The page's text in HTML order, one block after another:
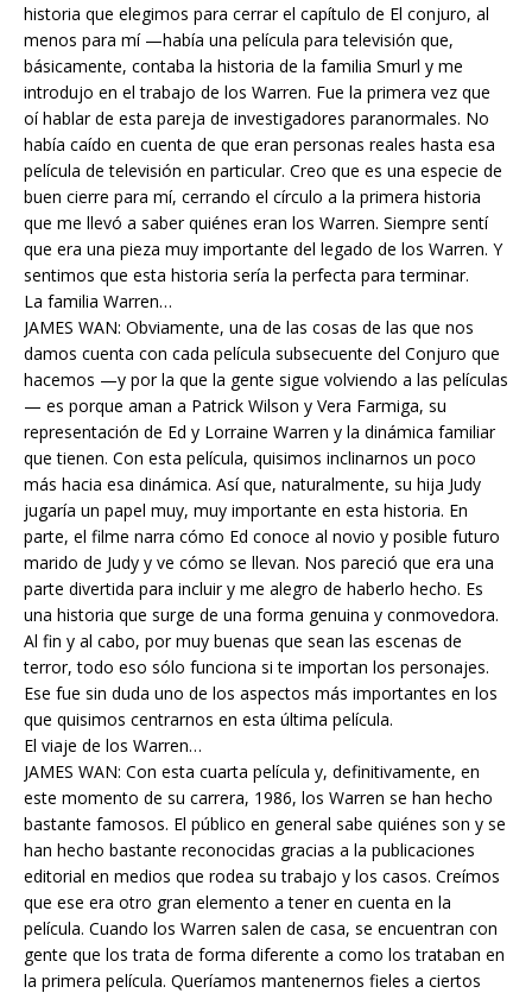
historia que elegimos para cerrar el capítulo de El conjuro, al
menos para mí —había una película para televisión que,
básicamente, contaba la historia de la familia Smurl y me
introdujo en el trabajo de los Warren. Fue la primera vez que
oí hablar de esta pareja de investigadores paranormales. No
había caído en cuenta de que eran personas reales hasta esa
película de televisión en particular. Creo que es una especie de
buen cierre para mí, cerrando el círculo a la primera historia
que me llevó a saber quiénes eran los Warren. Siempre sentí
que era una pieza muy importante del legado de los Warren. Y
sentimos que esta historia sería la perfecta para terminar.
La familia Warren…
JAMES WAN: Obviamente, una de las cosas de las que nos
damos cuenta con cada película subsecuente del Conjuro que
hacemos —y por la que la gente sigue volviendo a las películas
— es porque aman a Patrick Wilson y Vera Farmiga, su
representación de Ed y Lorraine Warren y la dinámica familiar
que tienen. Con esta película, quisimos inclinarnos un poco
más hacia esa dinámica. Así que, naturalmente, su hija Judy
jugaría un papel muy, muy importante en esta historia. En
parte, el filme narra cómo Ed conoce al novio y posible futuro
marido de Judy y ve cómo se llevan. Nos pareció que era una
parte divertida para incluir y me alegro de haberlo hecho. Es
una historia que surge de una forma genuina y conmovedora.
Al fin y al cabo, por muy buenas que sean las escenas de
terror, todo eso sólo funciona si te importan los personajes.
Ese fue sin duda uno de los aspectos más importantes en los
que quisimos centrarnos en esta última película.
El viaje de los Warren…
JAMES WAN: Con esta cuarta película y, definitivamente, en
este momento de su carrera, 1986, los Warren se han hecho
bastante famosos. El público en general sabe quiénes son y se
han hecho bastante reconocidas gracias a la publicaciones
editorial en medios que rodea su trabajo y los casos. Creímos
que ese era otro gran elemento a tener en cuenta en la
película. Cuando los Warren salen de casa, se encuentran con
gente que los trata de forma diferente a como los trataban en
la primera película. Queríamos mantenernos fieles a ciertos